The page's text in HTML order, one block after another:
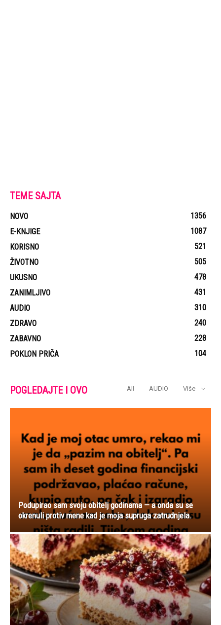
TEME SAJTA
NOVO
1356
E-KNJIGE
1087
KORISNO
521
ŽIVOTNO
505
UKUSNO
478
ZANIMLJIVO
431
AUDIO
310
ZDRAVO
240
ZABAVNO
228
POKLON PRIČA
104
POGLEDAJTE I OVO All AUDIO Više
Podupirao sam svoju obitelj godinama — a onda su se
okrenuli protiv mene kad je moja supruga zatrudnjela.